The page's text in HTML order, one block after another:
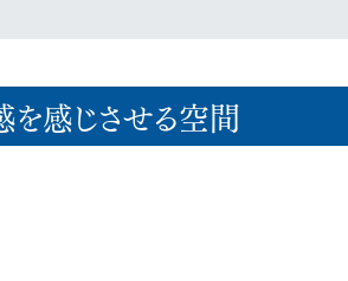
を感じさせる空間